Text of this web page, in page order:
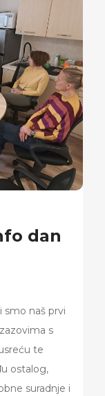
dan
smo naš prvi
s
te
ostalog,
suradnje i